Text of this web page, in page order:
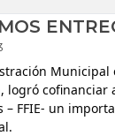
Municipal
logró
– FFIE- un